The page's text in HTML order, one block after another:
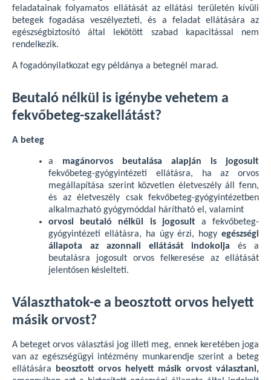
feladatainak folyamatos ellátását az ellátási területén kívüli
betegek fogadása veszélyezteti, és a feladat ellátására az
egészségbiztosító által lekötött szabad kapacitással nem
rendelkezik.
A fogadónyilatkozat egy példánya a betegnél marad.
Beutaló nélkül is igénybe vehetem a
fekvőbeteg-szakellátást?
A beteg
a magánorvos beutalása alapján is jogosult
fekvőbeteg-gyógyintézeti ellátásra, ha az orvos
megállapítása szerint közvetlen életveszély áll fenn,
és az életveszély csak fekvőbeteg-gyógyintézetben
alkalmazható gyógymóddal hárítható el, valamint
orvosi beutaló nélkül is jogosulta fekvőbeteg-
gyógyintézeti ellátásra, ha úgy érzi, hogy egészségi
állapota az azonnali ellátását indokolja és a
beutalásra jogosult orvos felkeresése az ellátását
jelentősen késlelteti.
Választhatok-e a beosztott orvos helyett
másik orvost?
A beteget orvos választási jog illeti meg, ennek keretében joga
van az egészségügyi intézmény munkarendje szerint a beteg
ellátására
beosztott orvos helyett másik orvost választani,